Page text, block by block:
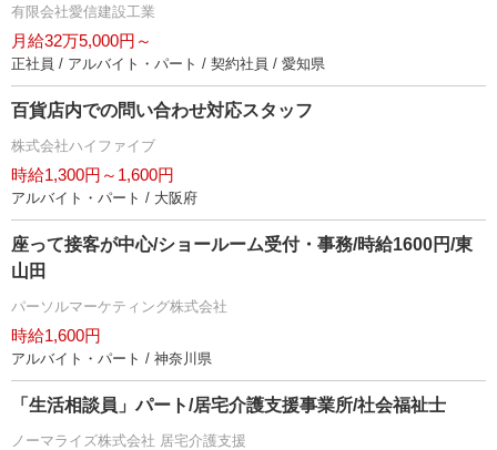
有限会社愛信建設工業
月給32万5,000円～
正社員 / アルバイト・パート / 契約社員 / 愛知県
百貨店内での問い合わせ対応スタッフ
株式会社ハイファイブ
時給1,300円～1,600円
アルバイト・パート / 大阪府
座って接客が中心/ショールーム受付・事務/時給1600円/東
山田
パーソルマーケティング株式会社
時給1,600円
アルバイト・パート / 神奈川県
「生活相談員」パート/居宅介護支援事業所/社会福祉士
ノーマライズ株式会社 居宅介護支援